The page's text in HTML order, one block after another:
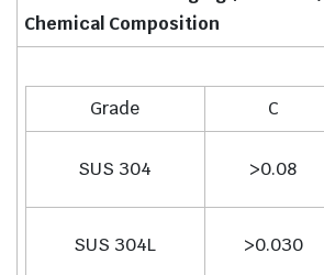
Chemical Composition
Grade C
SUS 304 >0.08
SUS 304L >0.030